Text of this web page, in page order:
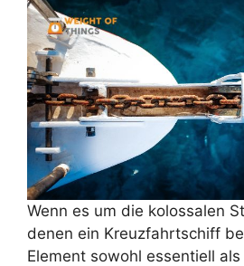
Wenn es um die kolossalen
denen ein Kreuzfahrtschiff
Element sowohl essentiell als